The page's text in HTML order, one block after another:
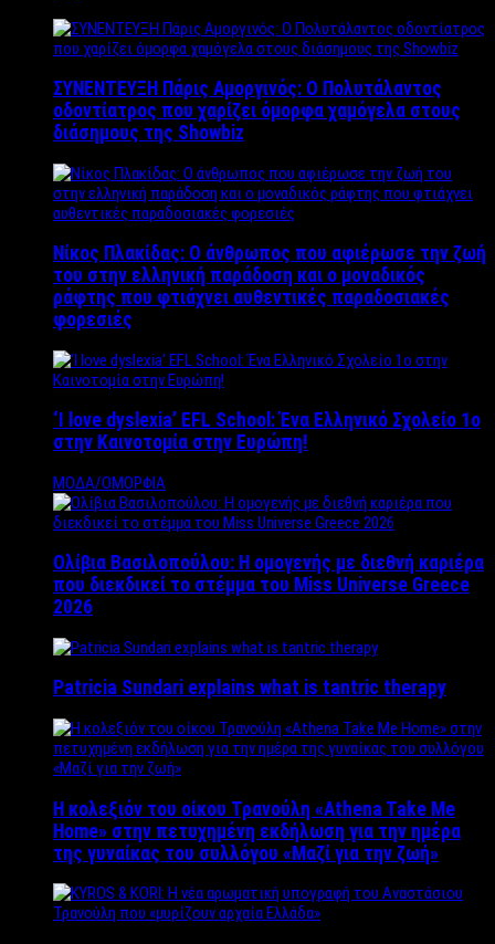
ΣΥΝΕΝΤΕΥΞΗ Πάρις Αμοργινός: O Πολυτάλαντος
οδοντίατρος που χαρίζει όμορφα χαμόγελα στους
διάσημους της Showbiz
Νίκος Πλακίδας: O άνθρωπος που αφιέρωσε την ζωή
του στην ελληνική παράδοση και ο μοναδικός
ράφτης που φτιάχνει αυθεντικές παραδοσιακές
φορεσιές
‘Ι love dyslexia’ EFL School: Ένα Ελληνικό Σχολείo 1ο
στην Καινοτομία στην Ευρώπη!
ΜΟΔΑ/ΟΜΟΡΦΙΑ
Ολίβια Βασιλοπούλου: Η ομογενής με διεθνή καριέρα
που διεκδικεί το στέμμα του Miss Universe Greece
2026
Patricia Sundari explains what is tantric therapy
Η κολεξιόν του οίκου Τρανούλη «Athena Take Me
Home» στην πετυχημένη εκδήλωση για την ημέρα
της γυναίκας του συλλόγου «Μαζί για την ζωή»